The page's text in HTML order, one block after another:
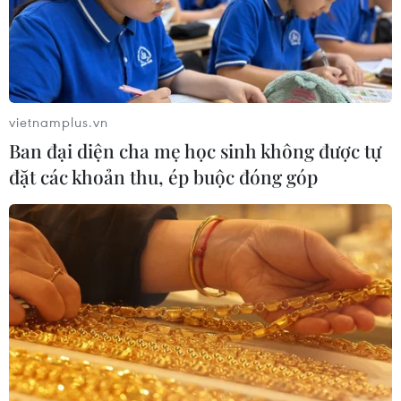
05/08/2026 14:56
Bế mạc Techfest Hải Phòng 2026:
Lan tỏa tinh thần đổi mới, khát vọng
phát triển
05/08/2026 12:58
Lần đầu tiên Hội nghị Ngoại giao có
một phiên họp riêng về khoa học
công nghệ
05/08/2026 08:08
Trung Quốc phóng thành công hai
vệ tinh siêu phổ Đông Phương Huệ
Nhãn
vietnamplus.vn
Ban đại diện cha mẹ học sinh không được tự
đặt các khoản thu, ép buộc đóng góp